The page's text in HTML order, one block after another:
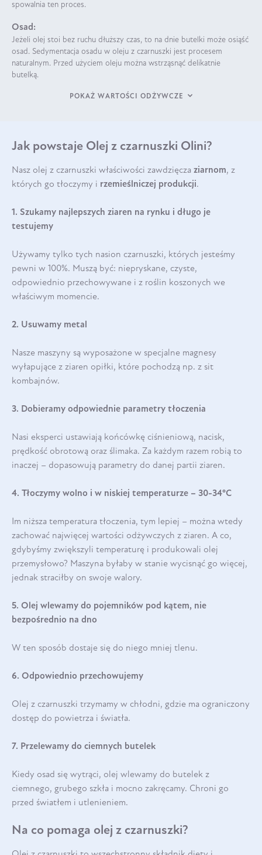
spowalnia ten proces.
Osad:
Jeżeli olej stoi bez ruchu dłuższy czas, to na dnie butelki może osiąść
osad. Sedymentacja osadu w oleju z czarnuszki jest procesem
naturalnym. Przed użyciem oleju można wstrząsnąć delikatnie
butelką.
POKAŻ WARTOŚCI ODŻYWCZE
Jak powstaje Olej z czarnuszki Olini?
Nasz olej z czarnuszki właściwości zawdzięcza ziarnom, z
których go tłoczymy i rzemieślniczej produkcji.
1. Szukamy najlepszych ziaren na rynku i długo je
testujemy
Używamy tylko tych nasion czarnuszki, których jesteśmy
pewni w 100%. Muszą być: niepryskane, czyste,
odpowiednio przechowywane i z roślin koszonych we
właściwym momencie.
2. Usuwamy metal
Nasze maszyny są wyposażone w specjalne magnesy
wyłapujące z ziaren opiłki, które pochodzą np. z sit
kombajnów.
3. Dobieramy odpowiednie parametry tłoczenia
Nasi eksperci ustawiają końcówkę ciśnieniową, nacisk,
prędkość obrotową oraz ślimaka. Za każdym razem robią to
inaczej – dopasowują parametry do danej partii ziaren.
4. Tłoczymy wolno i w niskiej temperaturze – 30-34°C
Im niższa temperatura tłoczenia, tym lepiej – można wtedy
zachować najwięcej wartości odżywczych z ziaren. A co,
gdybyśmy zwiększyli temperaturę i produkowali olej
przemysłowo? Maszyna byłaby w stanie wycisnąć go więcej,
jednak straciłby on swoje walory.
5. Olej wlewamy do pojemników pod kątem, nie
bezpośrednio na dno
W ten sposób dostaje się do niego mniej tlenu.
6. Odpowiednio przechowujemy
Olej z czarnuszki trzymamy w chłodni, gdzie ma ograniczony
dostęp do powietrza i światła.
7. Przelewamy do ciemnych butelek
Kiedy osad się wytrąci, olej wlewamy do butelek z
ciemnego, grubego szkła i mocno zakręcamy. Chroni go
przed światłem i utlenieniem.
Na co pomaga olej z czarnuszki?